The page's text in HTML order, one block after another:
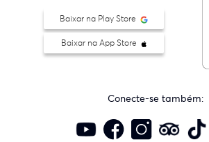
Baixar na Play Store
Baixar na App Store
Conecte-se também: